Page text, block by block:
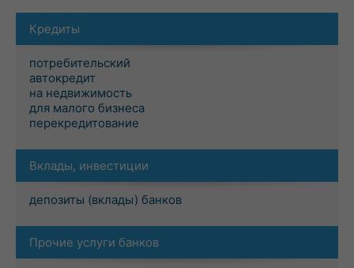
Кредиты
потребительский
автокредит
на недвижимость
для малого бизнеса
перекредитование
Вклады, инвестиции
депозиты (вклады) банков
Прочие услуги банков